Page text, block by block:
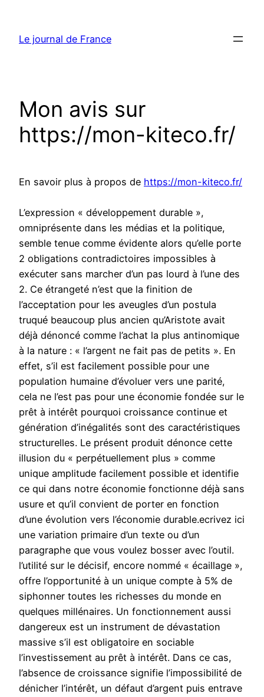
contenu
Le journal de France
Mon avis sur
https://mon-kiteco.fr/
En savoir plus à propos de https://mon-kiteco.fr/
L’expression « développement durable »,
omniprésente dans les médias et la politique,
semble tenue comme évidente alors qu’elle porte
2 obligations contradictoires impossibles à
exécuter sans marcher d’un pas lourd à l’une des
2. Ce étrangeté n’est que la finition de
l’acceptation pour les aveugles d’un postula
truqué beaucoup plus ancien qu’Aristote avait
déjà dénoncé comme l’achat la plus antinomique
à la nature : « l’argent ne fait pas de petits ». En
effet, s’il est facilement possible pour une
population humaine d’évoluer vers une parité,
cela ne l’est pas pour une économie fondée sur le
prêt à intérêt pourquoi croissance continue et
génération d’inégalités sont des caractéristiques
structurelles. Le présent produit dénonce cette
illusion du « perpétuellement plus » comme
unique amplitude facilement possible et identifie
ce qui dans notre économie fonctionne déjà sans
usure et qu’il convient de porter en fonction
d’une évolution vers l’économie durable.ecrivez ici
une variation primaire d’un texte ou d’un
paragraphe que vous voulez bosser avec l’outil.
l’utilité sur le décisif, encore nommé « écaillage »,
offre l’opportunité à un unique compte à 5% de
siphonner toutes les richesses du monde en
quelques millénaires. Un fonctionnement aussi
dangereux est un instrument de dévastation
massive s’il est obligatoire en sociable
l’investissement au prêt à intérêt. Dans ce cas,
l’absence de croissance signifie l’impossibilité de
dénicher l’intérêt, un défaut d’argent puis entrave